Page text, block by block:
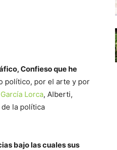
Confieso que he
político, por el arte y por
García Lorca, Alberti,
la política
bajo las cuales sus